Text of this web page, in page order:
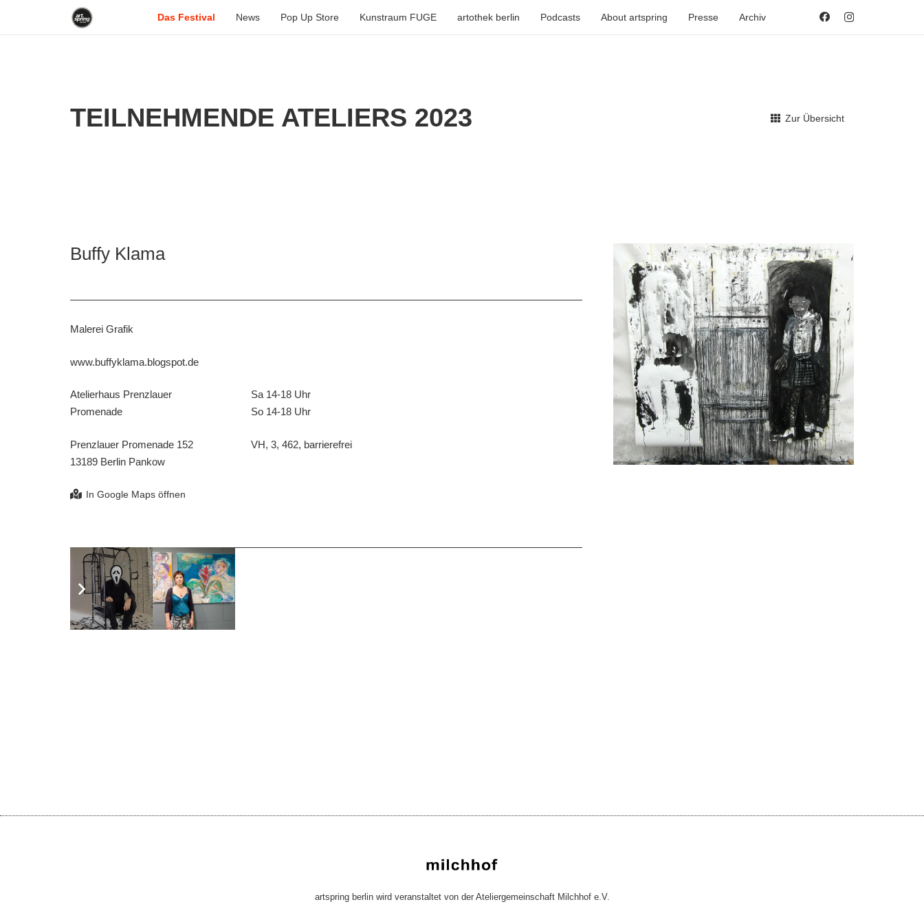
Das Festival News Pop Up Store Kunstraum FUGE artothek berlin Podcasts About artspring Presse Archiv
TEILNEHMENDE ATELIERS 2023 Zur Übersicht
Buffy Klama
Malerei Grafik
www.buffyklama.blogspot.de
Atelierhaus Prenzlauer
Promenade
Prenzlauer Promenade 152
13189 Berlin Pankow
Sa 14-18 Uhr
So 14-18 Uhr
VH, 3, 462, barrierefrei
yk draws……….no conclusions.
yk draws……….no conclusions.
yk draws……….no conclusions.
artspring berlin wird veranstaltet von der Ateliergemeinschaft Milchhof e.V.